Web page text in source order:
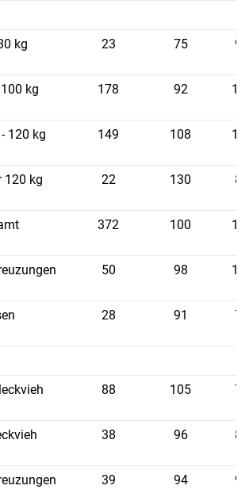
kg
23 75
kg 178 92
120 kg 149 108
120 kg 22 130
372 100
50 98
28 91
88 105
38 96
39 94